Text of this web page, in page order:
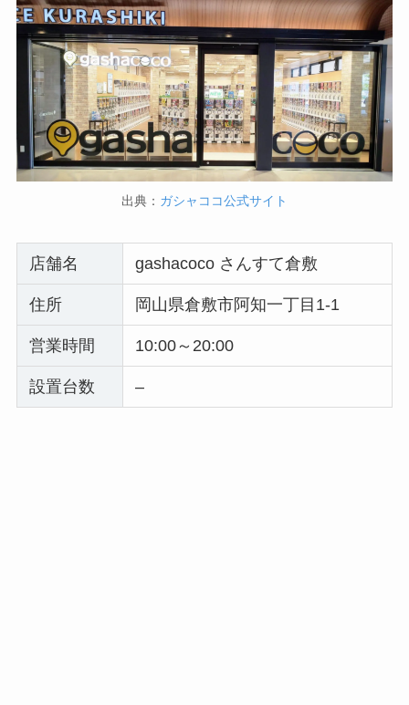
出典： ガシャココ公式サイト
店舗名 gashacoco さんすて倉敷
住所 岡山県倉敷市阿知一丁目1-1
営業時間 10:00～20:00
設置台数 –